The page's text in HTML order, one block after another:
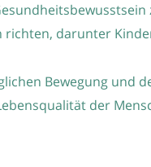
darunter
Bewegung und
der